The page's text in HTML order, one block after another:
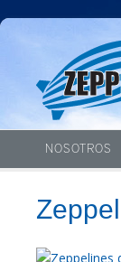
NOSOTROS